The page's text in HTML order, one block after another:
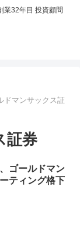
業32年目 投資顧問
ドマンサックス証
証券
ゴールドマン
ティング格下